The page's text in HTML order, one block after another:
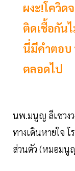
ผงะ!โควิ
ติดเชื้อกัน
นี่มีคำตอบ
ตลอดไป
นพ.มนูญ ลีเชวง
ทางเดินหายใจ
ส่วนตัว (หมอมนูญ